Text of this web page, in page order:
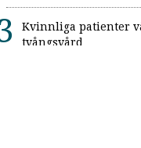
Kvinnliga patienter
tvångsvård